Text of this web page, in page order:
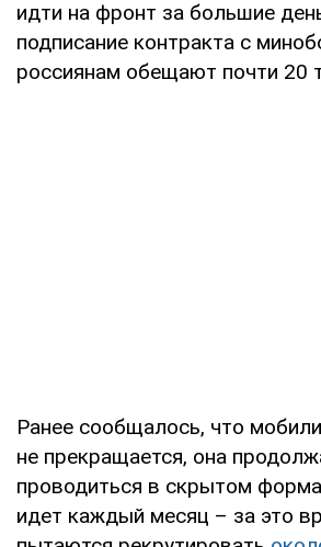
идти на фронт за большие
подписание контракта с
россиянам обещают почти 20
Ранее сообщалось, что
не прекращается, она
проводиться в скрытом
идет каждый месяц – за это